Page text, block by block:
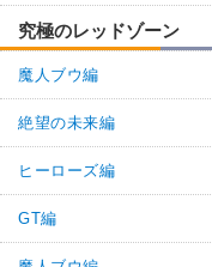
究極のレッドゾーン
魔人ブウ編
絶望の未来編
ヒーローズ編
GT編